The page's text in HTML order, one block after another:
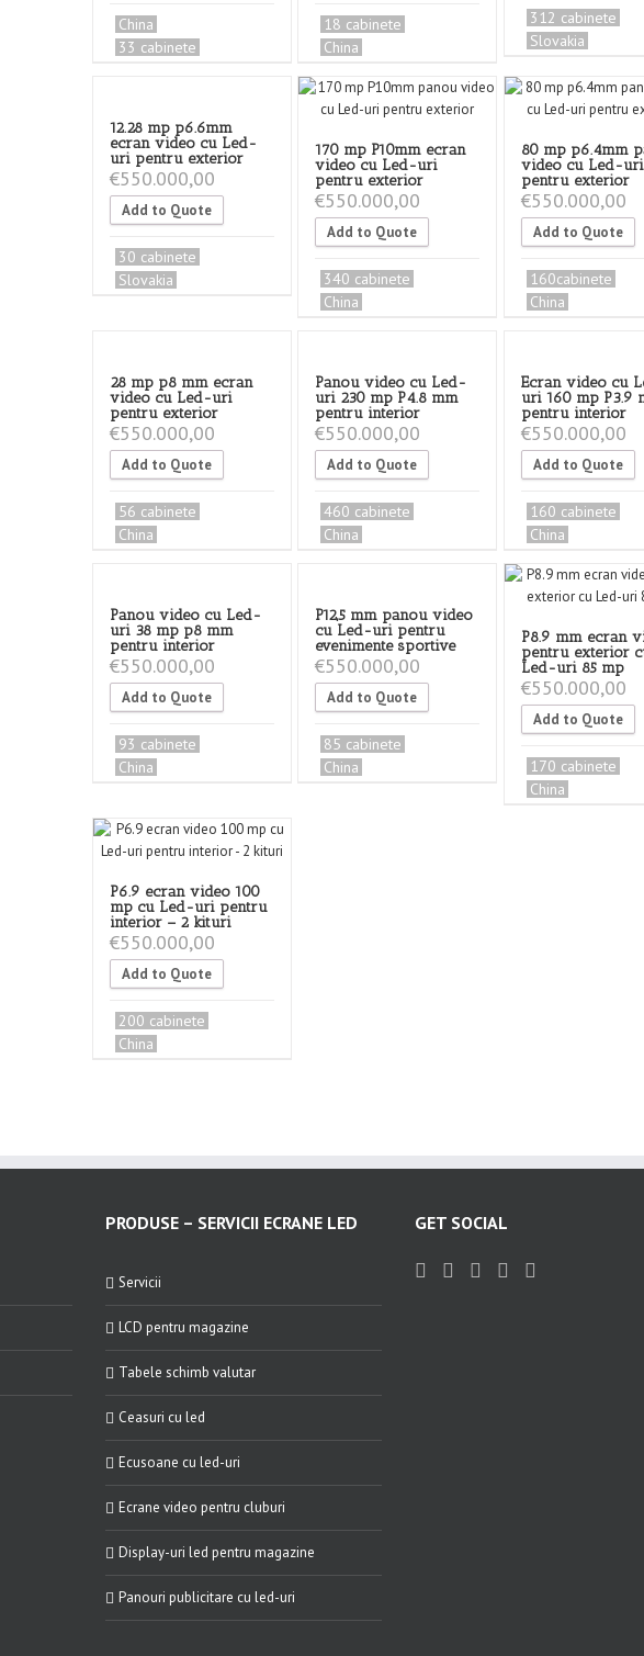
China
33 cabinete
18 cabinete
China
312 cabinete
Slovakia
12.28 mp p6.6mm
ecran video cu Led-
uri pentru exterior
€550.000,00
Add to Quote
30 cabinete
Slovakia
170 mp P10mm ecran
video cu Led-uri
pentru exterior
€550.000,00
Add to Quote
340 cabinete
China
80 mp p6.4mm
video cu Led-uri
pentru exterior
€550.000,00
Add to Quote
160cabinete
China
28 mp p8 mm ecran
video cu Led-uri
pentru exterior
€550.000,00
Add to Quote
56 cabinete
China
Panou video cu Led-
uri 230 mp P4.8 mm
pentru interior
€550.000,00
Add to Quote
460 cabinete
China
Ecran video cu
uri 160 mp P3.9
pentru interior
€550.000,00
Add to Quote
160 cabinete
China
Panou video cu Led-
uri 38 mp p8 mm
pentru interior
€550.000,00
Add to Quote
93 cabinete
China
P12,5 mm panou video
cu Led-uri pentru
evenimente sportive
€550.000,00
Add to Quote
85 cabinete
China
P8.9 mm ecran
pentru exterior
Led-uri 85 mp
€550.000,00
Add to Quote
170 cabinete
China
P6.9 ecran video 100
mp cu Led-uri pentru
interior – 2 kituri
€550.000,00
Add to Quote
200 cabinete
China
PRODUSE – SERVICII ECRANE LED
Servicii
LCD pentru magazine
Tabele schimb valutar
Ceasuri cu led
Ecusoane cu led-uri
Ecrane video pentru cluburi
Display-uri led pentru magazine
Panouri publicitare cu led-uri
GET SOCIAL